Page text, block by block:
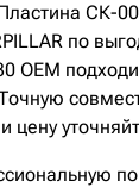
СК-
по
OEM
цену